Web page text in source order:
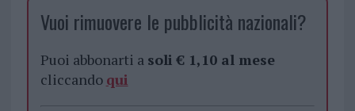
Vuoi rimuovere le pubblicità nazionali?
Puoi abbonarti a soli € 1,10 al mese
cliccando qui